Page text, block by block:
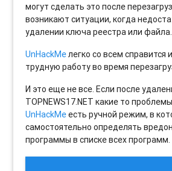
могут сделать это после
возникают ситуации, когда
удалении ключа реестра или файла.
UnHackMeлегко со всем справится
трудную работу во время
И это еще не все. Если после
TOPNEWS17.NET какие то
UnHackMeесть ручной режим, в
самостоятельно определять
программы в списке всех программ.